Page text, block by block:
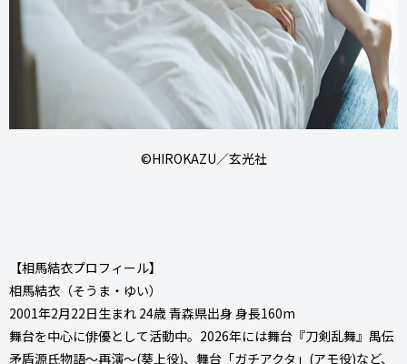
©HIROKAZU／⽞光社
【相⾺結⾐プロフィール】
相⾺結⾐（そうま・ゆい）
2001年2⽉22⽇⽣まれ 24歳 ⻘森県出⾝ ⾝⻑160m
舞台を中⼼に俳優として活動中。2026年には舞台『⼑剣乱舞』禺伝
⽭盾源⽒物語〜再演〜(葵上役)、舞台「ガチアクタ」(アモ役)など、